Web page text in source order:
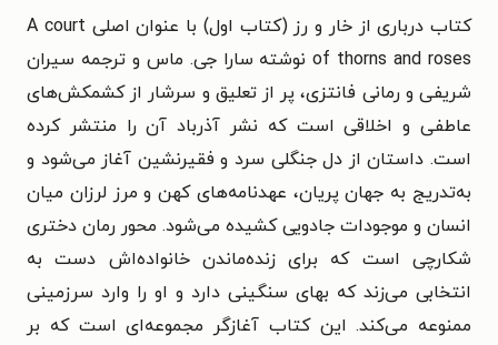
کتاب درباری از خار و رز (کتاب اول) با عنوان اصلی A court
of thorns and roses نوشته سارا جی. ماس و ترجمه سیران
شریفی و رمانی فانتزی، پر از تعلیق و سرشار از کشمکش‌های
عاطفی و اخلاقی است که نشر آذرباد آن را منتشر کرده
است. داستان از دل جنگلی سرد و فقیرنشین آغاز می‌شود و
به‌تدریج به جهان پریان، عهدنامه‌های کهن و مرز لرزان میان
انسان و موجودات جادویی کشیده می‌شود. محور رمان دختری
شکارچی است که برای زنده‌ماندن خانواده‌اش دست به
انتخابی می‌زند که بهای سنگینی دارد و او را وارد سرزمینی
ممنوعه می‌کند. این کتاب آغازگر مجموعه‌ای است که بر